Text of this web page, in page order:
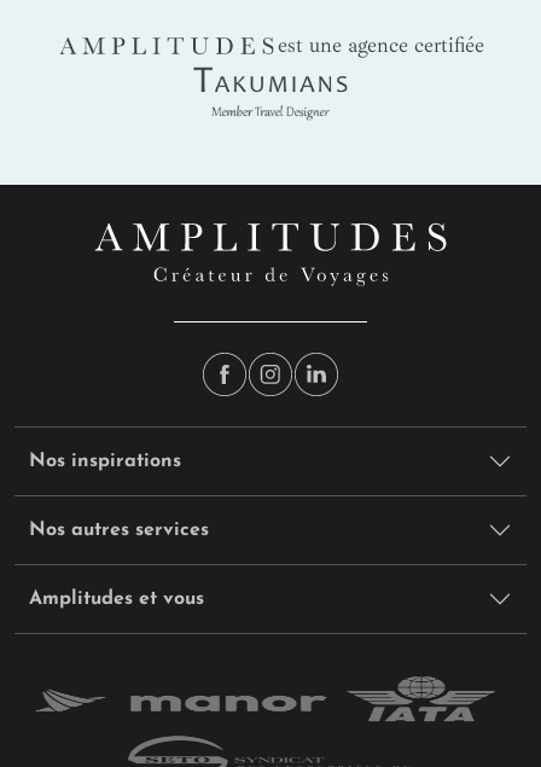
AMPLITUDES
est une agence certifiée
Takumians
Nos inspirations
Nos autres services
Amplitudes et vous